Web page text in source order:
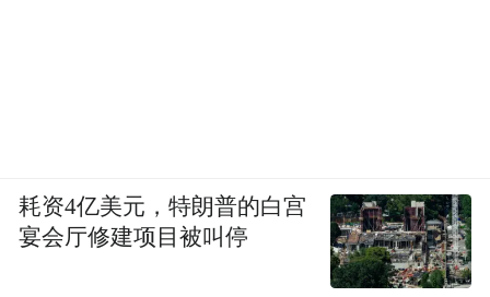
耗资4亿美元，特朗普的白宫
宴会厅修建项目被叫停